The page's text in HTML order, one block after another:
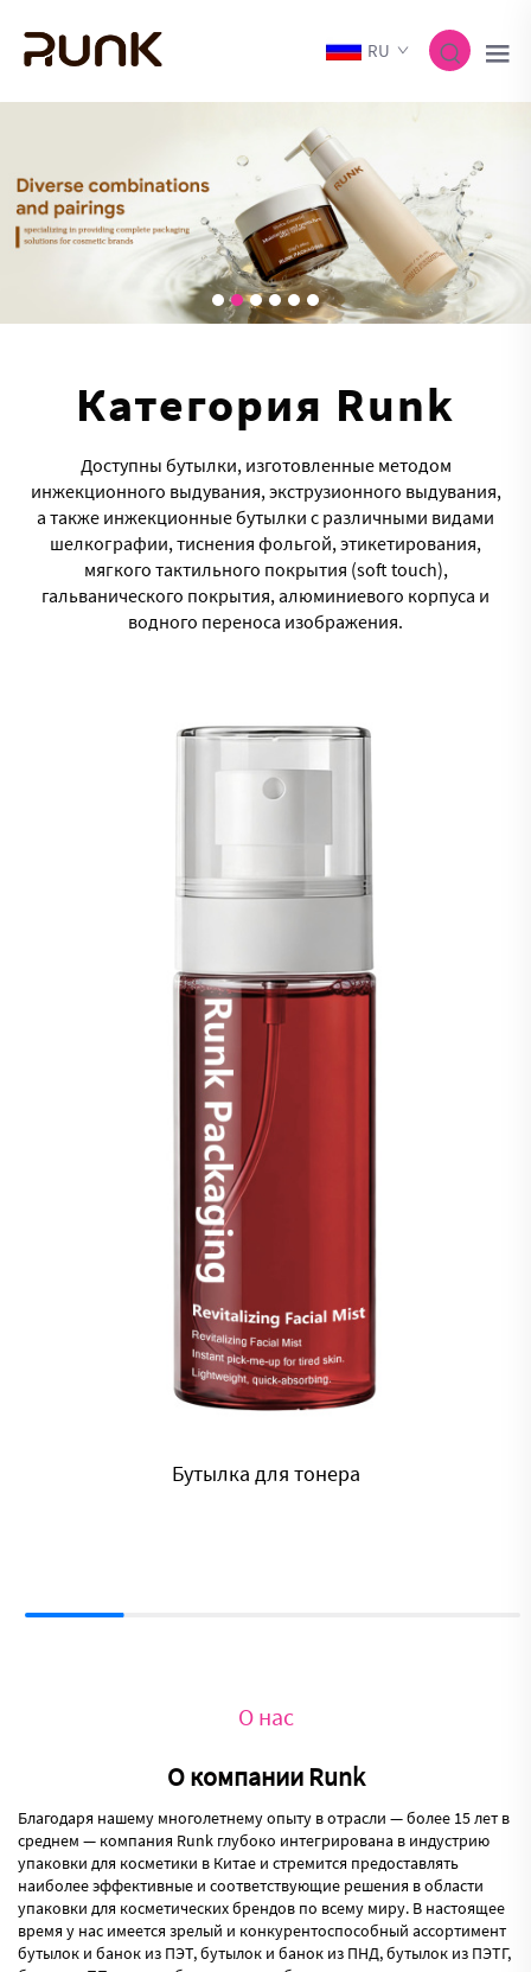
RU
Категория Runk
Доступны бутылки, изготовленные методом
инжекционного выдувания, экструзионного выдувания,
а также инжекционные бутылки с различными видами
шелкографии, тиснения фольгой, этикетирования,
мягкого тактильного покрытия (soft touch),
гальванического покрытия, алюминиевого корпуса и
водного переноса изображения.
Бутылка для пены
О нас
О компании Runk
Благодаря нашему многолетнему опыту в отрасли — более 15 лет в
среднем — компания Runk глубоко интегрирована в индустрию
упаковки для косметики в Китае и стремится предоставлять
наиболее эффективные и соответствующие решения в области
упаковки для косметических брендов по всему миру. В настоящее
время у нас имеется зрелый и конкурентоспособный ассортимент
бутылок и банок из ПЭТ, бутылок и банок из ПНД, бутылок из ПЭТГ,